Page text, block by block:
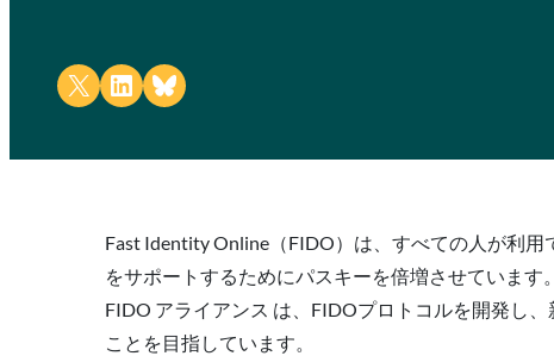
Share on X Share on LinkedIn
Share on Bluesky
Fast Identity Online（FIDO）は、すべての人が利
をサポートするためにパスキーを倍増させていま
FIDO アライアンス は、FIDOプロトコルを開発し
ことを目指しています。